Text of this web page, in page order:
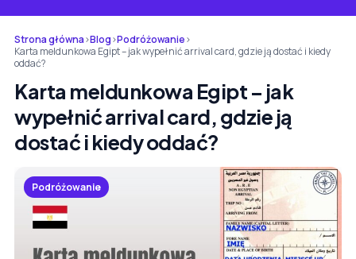
Strona główna›Blog›Podróżowanie›
Karta meldunkowa Egipt – jak wypełnić arrival card, gdzie ją dostać i kiedy
oddać?
Karta meldunkowa Egipt – jak
wypełnić arrival card, gdzie ją
dostać i kiedy oddać?
Podróżowanie